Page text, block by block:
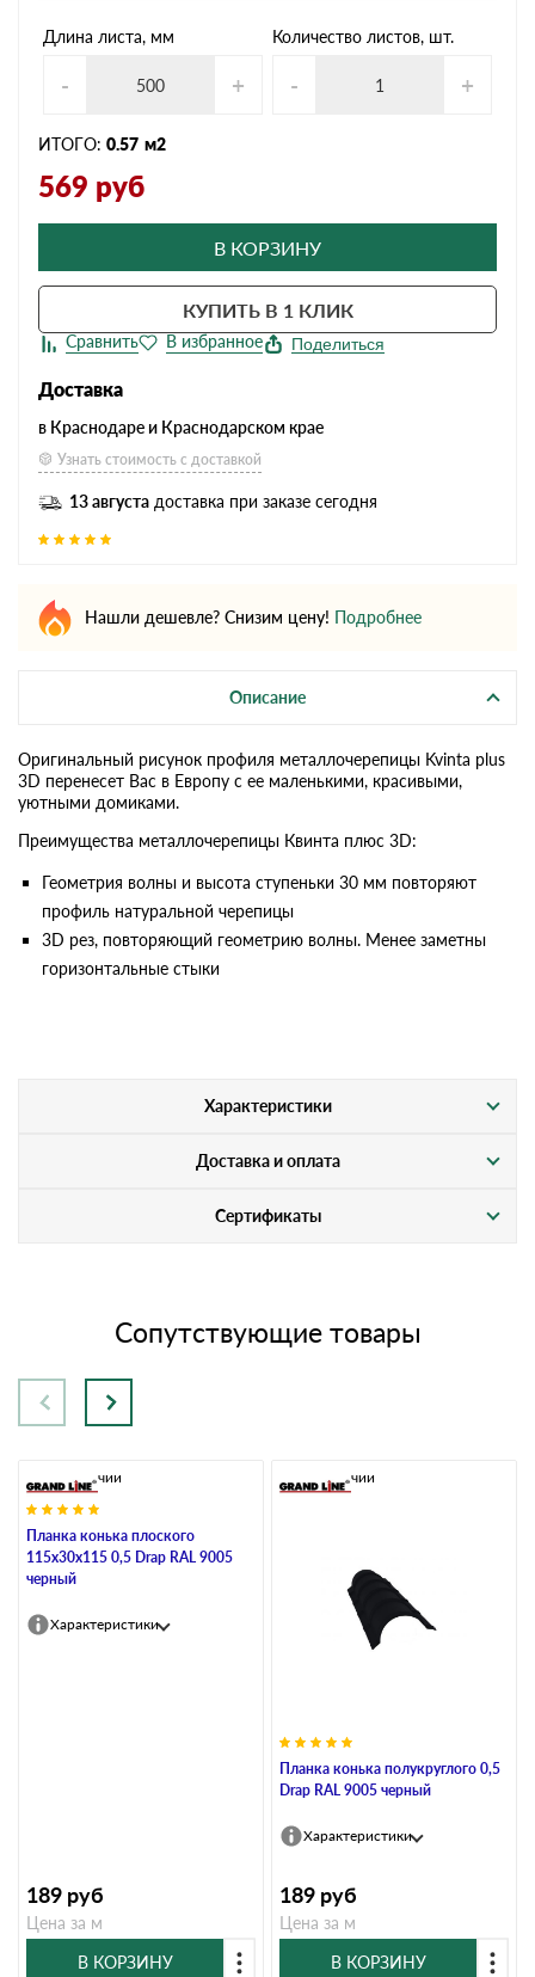
Длина листа, мм
- +
Количество листов, шт.
- +
ИТОГО: 0.57 м2
569 руб
В КОРЗИНУ
КУПИТЬ В 1 КЛИК
Поделиться
Доставка
в Краснодаре и Краснодарском крае
Узнать стоимость с доставкой
13 августа доставка при заказе сегодня
Нашли дешевле? Снизим цену! Подробнее
Описание
Оригинальный рисунок профиля металлочерепицы Kvinta plus
3D перенесет Вас в Европу с ее маленькими, красивыми,
уютными домиками.
Преимущества металлочерепицы Квинта плюс 3D:
Геометрия волны и высота ступеньки 30 мм повторяют
профиль натуральной черепицы
3D рез, повторяющий геометрию волны. Менее заметны
горизонтальные стыки
Характеристики
Доставка и оплата
Сертификаты
Сопутствующие товары
Планка конька плоского
115х30х115 0,5 Drap RAL 9005
черный
В наличии
Характеристики
189 руб
Цена за м
В КОРЗИНУ
Планка конька полукруглого 0,5
Drap RAL 9005 черный
В наличии
Характеристики
189 руб
Цена за м
В КОРЗИНУ